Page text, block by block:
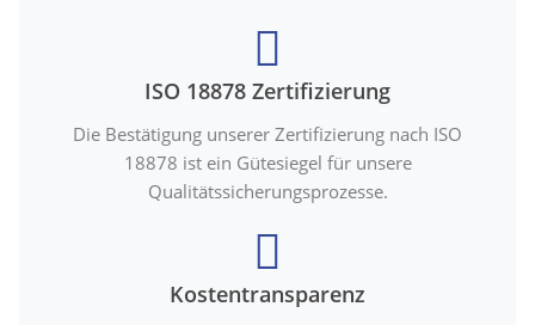
ISO 18878 Zertifizierung
Die Bestätigung unserer Zertifizierung nach ISO
18878 ist ein Gütesiegel für unsere
Qualitätssicherungsprozesse.
Kostentransparenz